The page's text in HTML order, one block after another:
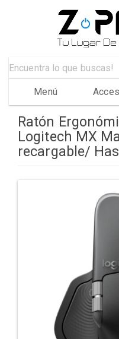
Menú
Ratón
Logitech MX
recargable/